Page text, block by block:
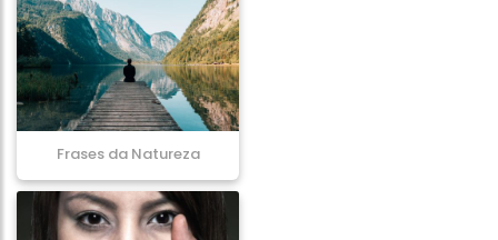
Frases da Natureza